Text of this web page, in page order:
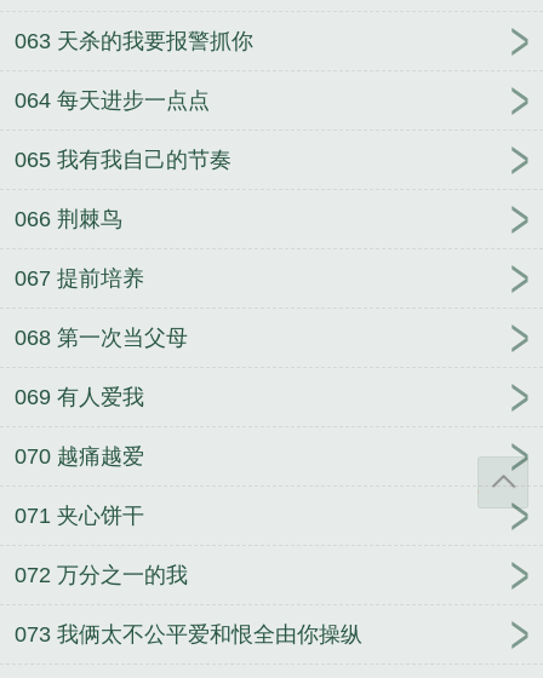
063 天杀的我要报警抓你
064 每天进步一点点
065 我有我自己的节奏
066 荆棘鸟
067 提前培养
068 第一次当父母
069 有人爱我
070 越痛越爱
071 夹心饼干
072 万分之一的我
073 我俩太不公平爱和恨全由你操纵